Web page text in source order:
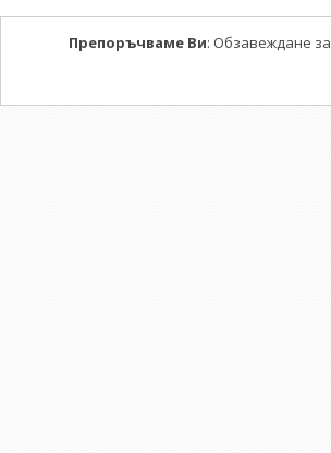
Препоръчваме Ви: Обзавеждане за